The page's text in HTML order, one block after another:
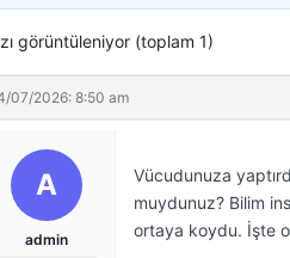
görüntüleniyor (toplam 1)
07/2026: 8:50 am
A
admin
Vücudunuza
muydunuz? Bilim
ortaya koydu. İşte